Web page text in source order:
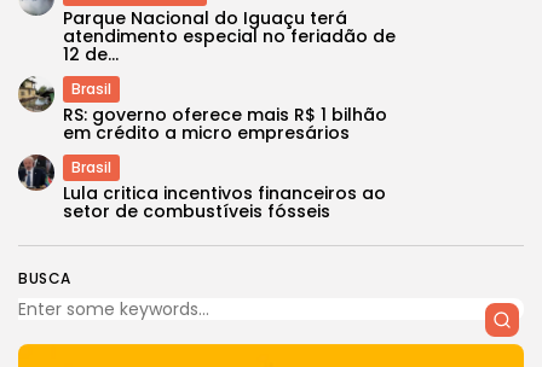
BUSCA
Parque Nacional do Iguaçu terá
atendimento especial no feriadão de
12 de...
Brasil
RS: governo oferece mais R$ 1 bilhão
em crédito a micro empresários
Brasil
Lula critica incentivos financeiros ao
setor de combustíveis fósseis